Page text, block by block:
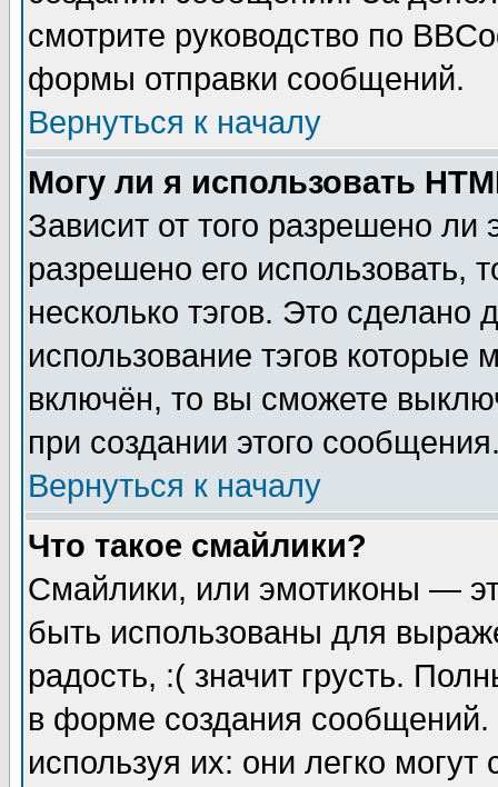
смотрите руководство по
формы отправки сообщений.
Вернуться к началу
Могу ли я использовать
Зависит от того разрешено
разрешено его использовать,
несколько тэгов. Это сделано
использование тэгов
включён, то вы сможете
при создании этого
Вернуться к началу
Что такое смайлики?
Смайлики, или эмотиконы —
быть использованы для
радость, :( значит грусть.
в форме создания сообщений.
используя их: они легко